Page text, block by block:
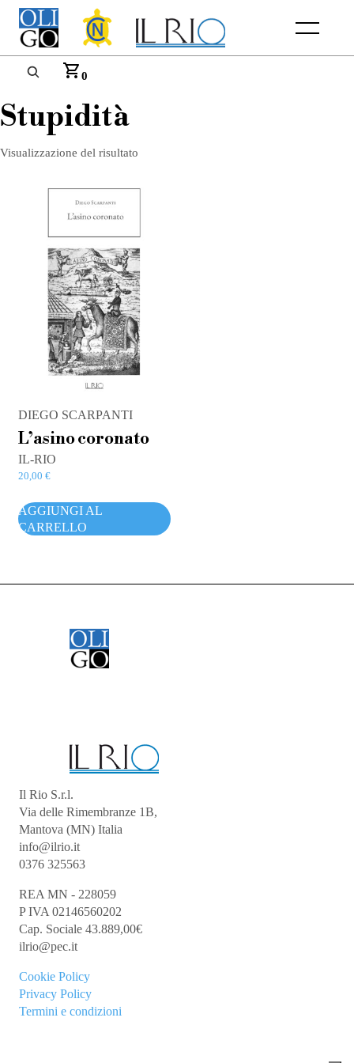
Menu
0
Stupidità
Visualizzazione del risultato
DIEGO SCARPANTI
L’asino coronato
IL-RIO
20,00 €
AGGIUNGI AL
CARRELLO
Il Rio S.r.l.
Via delle Rimembranze 1B,
Mantova (MN) Italia
info@ilrio.it
0376 325563
REA MN - 228059
P IVA 02146560202
Cap. Sociale 43.889,00€
ilrio@pec.it
Cookie Policy
Privacy Policy
Termini e condizioni